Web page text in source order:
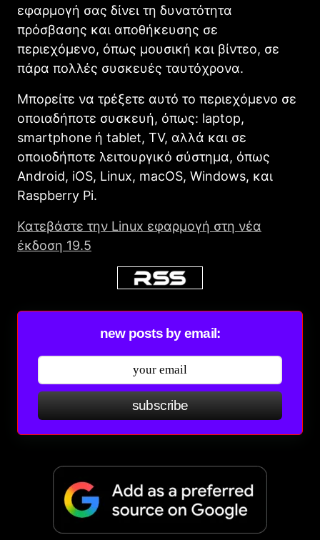
εφαρμογή σας δίνει τη δυνατότητα
πρόσβασης και αποθήκευσης σε
περιεχόμενο, όπως μουσική και βίντεο, σε
πάρα πολλές συσκευές ταυτόχρονα.
Μπορείτε να τρέξετε αυτό το περιεχόμενο σε
οποιαδήποτε συσκευή, όπως: laptop,
smartphone ή tablet, TV, αλλά και σε
οποιοδήποτε λειτουργικό σύστημα, όπως
Android, iOS, Linux, macOS, Windows, και
Raspberry Pi.
Κατεβάστε την Linux εφαρμογή στη νέα
έκδοση 19.5
new posts by email:
subscribe